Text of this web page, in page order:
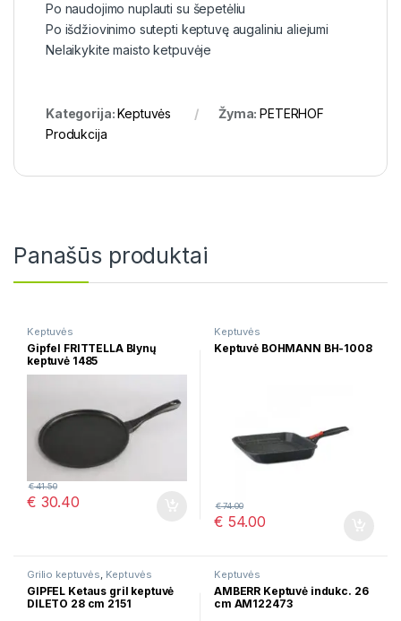
Po naudojimo nuplauti su šepetėliu
Po išdžiovinimo sutepti keptuvę augaliniu aliejumi
Nelaikykite maisto ketpuvėje
Kategorija:Keptuvės Žyma:PETERHOF
Produkcija
Panašūs produktai
Keptuvės
Gipfel FRITTELLA Blynų
keptuvė 1485
€ 30.40
€41.50
Keptuvės
Keptuvė BOHMANN BH-1008
€ 54.00
€74.00
Grilio keptuvės Keptuvės
GIPFEL Ketaus gril keptuvė
DILETO 28 cm 2151
Keptuvės
AMBERR Keptuvė indukc. 26
cm AM122473